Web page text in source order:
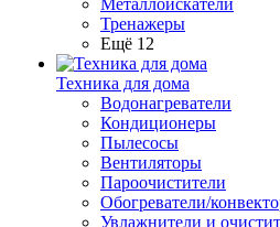
Металлоискатели
Тренажеры
Ещё 12
Техника для дома
Водонагреватели
Кондиционеры
Пылесосы
Вентиляторы
Пароочистители
Обогреватели/
Увлажнители и